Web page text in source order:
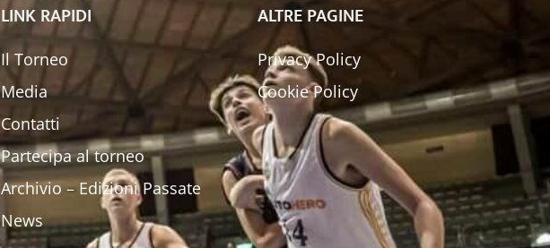
LINK RAPIDI
Il Torneo
Media
Contatti
Partecipa al torneo
Archivio – Edizioni Passate
News
ALTRE PAGINE
Privacy Policy
Cookie Policy